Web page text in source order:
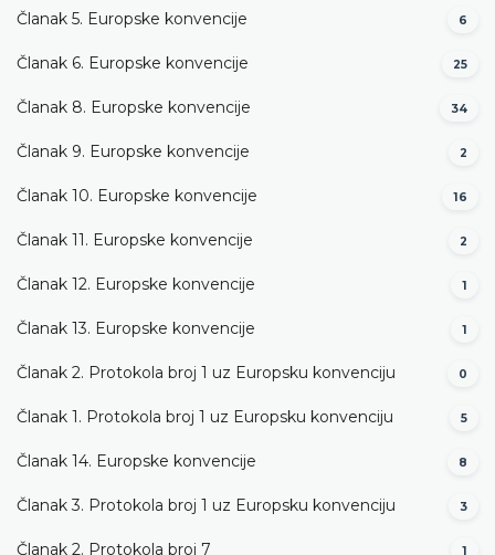
Članak 5. Europske konvencije 6
Članak 6. Europske konvencije 25
Članak 8. Europske konvencije 34
Članak 9. Europske konvencije 2
Članak 10. Europske konvencije 16
Članak 11. Europske konvencije 2
Članak 12. Europske konvencije 1
Članak 13. Europske konvencije 1
Članak 2. Protokola broj 1 uz Europsku konvenciju 0
Članak 1. Protokola broj 1 uz Europsku konvenciju 5
Članak 14. Europske konvencije 8
Članak 3. Protokola broj 1 uz Europsku konvenciju 3
Članak 2. Protokola broj 7 1